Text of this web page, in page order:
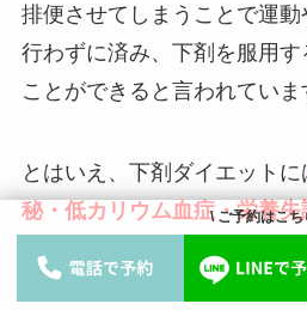
\ ご予約はこち
排便させてしまうことで運
行わずに済み、下剤を服用
ことができると言われていま
とはいえ、下剤ダイエットに
秘・低カリウム血症・栄養
で、安易に行うことをおすす